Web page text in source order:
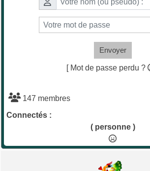
Envoyer
[ Mot de passe perdu ?
147 membres
Connectés :
( personne )